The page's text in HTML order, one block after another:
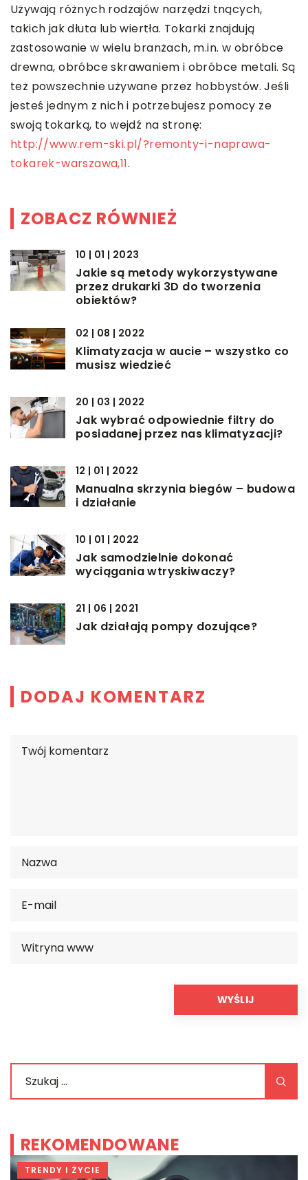
Używają różnych rodzajów narzędzi tnących,
takich jak dłuta lub wiertła. Tokarki znajdują
zastosowanie w wielu branżach, m.in. w obróbce
drewna, obróbce skrawaniem i obróbce metali. Są
też powszechnie używane przez hobbystów. Jeśli
jesteś jednym z nich i potrzebujesz pomocy ze
swoją tokarką, to wejdź na stronę:
http://www.rem-ski.pl/?remonty-i-naprawa-
tokarek-warszawa,11.
ZOBACZ RÓWNIEŻ
10 | 01 | 2023
Jakie są metody wykorzystywane
przez drukarki 3D do tworzenia
obiektów?
02 | 08 | 2022
Klimatyzacja w aucie – wszystko co
musisz wiedzieć
20 | 03 | 2022
Jak wybrać odpowiednie filtry do
posiadanej przez nas klimatyzacji?
12 | 01 | 2022
Manualna skrzynia biegów – budowa
i działanie
10 | 01 | 2022
Jak samodzielnie dokonać
wyciągania wtryskiwaczy?
21 | 06 | 2021
Jak działają pompy dozujące?
DODAJ KOMENTARZ
REKOMENDOWANE
TRENDY I ŻYCIE